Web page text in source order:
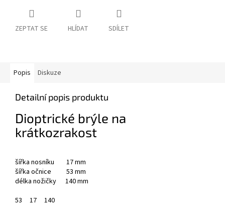
ZEPTAT SE HLÍDAT SDÍLET
Popis Diskuze
Detailní popis produktu
Dioptrické brýle na
krátkozrakost
šířka nosníku 17 mm
šířka očnice 53 mm
délka nožičky 140 mm
53
17 140